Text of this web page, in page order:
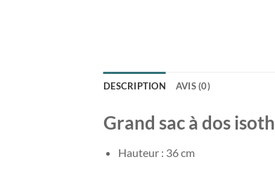
DESCRIPTION AVIS (0)
Grand sac à dos
Hauteur : 36 cm